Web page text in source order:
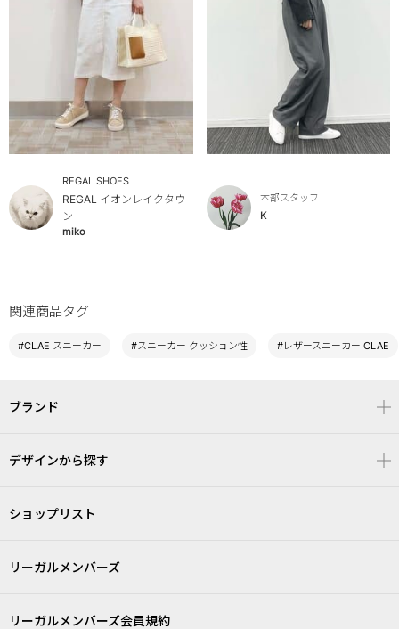
REGAL SHOES
REGAL イオンレイクタウ
ン
miko
本部スタッフ
K
関連商品タグ
#CLAE スニーカー #スニーカー クッション性 #レザースニーカー CLAE
ブランド
デザインから探す
ショップリスト
リーガルメンバーズ
リーガルメンバーズ会員規約